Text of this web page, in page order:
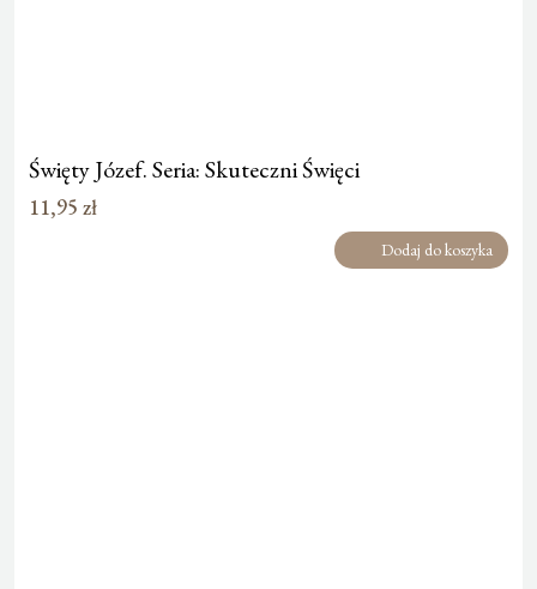
Święty Józef. Seria: Skuteczni Święci
11,95 zł
Dodaj do koszyka